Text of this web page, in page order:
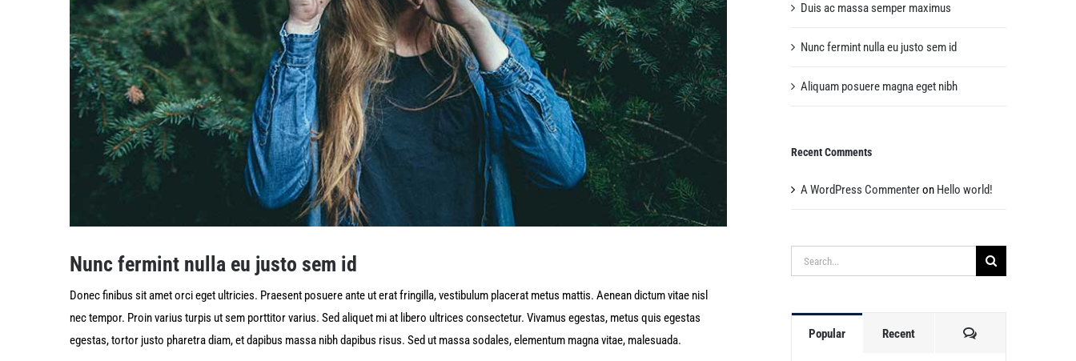
Nunc fermint nulla eu justo sem id
Donec finibus sit amet orci eget ultricies. Praesent posuere ante ut erat fringilla, vestibulum placerat metus mattis. Aenean dictum vitae nisl
nec tempor. Proin varius turpis ut sem porttitor varius. Sed aliquet mi at libero ultrices consectetur. Vivamus egestas, metus quis egestas
egestas, tortor justo pharetra diam, et dapibus massa nibh dapibus risus. Sed ut massa sodales, elementum magna vitae, malesuada.
Duis ac massa semper maximus
Nunc fermint nulla eu justo sem id
Aliquam posuere magna eget nibh
Recent Comments
A WordPress Commenteron Hello world!
Search
for:
Popular Recent Comments